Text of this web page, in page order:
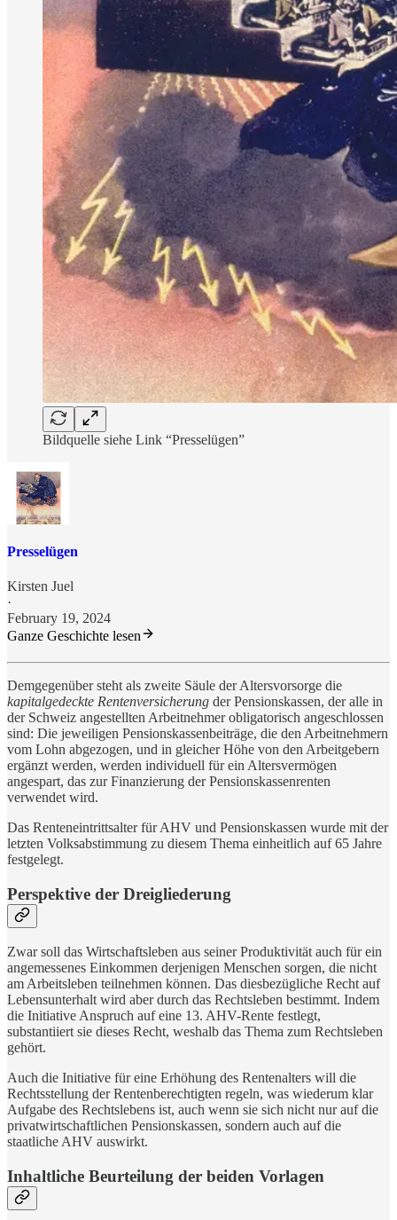
Bildquelle siehe Link “Presselügen”
Presselügen
Kirsten Juel
·
February 19, 2024
Ganze Geschichte lesen
Demgegenüber steht als zweite Säule der Altersvorsorge die
kapitalgedeckte Rentenversicherung der Pensionskassen, der alle in
der Schweiz angestellten Arbeitnehmer obligatorisch angeschlossen
sind: Die jeweiligen Pensionskassenbeiträge, die den Arbeitnehmern
vom Lohn abgezogen, und in gleicher Höhe von den Arbeitgebern
ergänzt werden, werden individuell für ein Altersvermögen
angespart, das zur Finanzierung der Pensionskassenrenten
verwendet wird.
Das Renteneintrittsalter für AHV und Pensionskassen wurde mit der
letzten Volksabstimmung zu diesem Thema einheitlich auf 65 Jahre
festgelegt.
Perspektive der Dreigliederung
Zwar soll das Wirtschaftsleben aus seiner Produktivität auch für ein
angemessenes Einkommen derjenigen Menschen sorgen, die nicht
am Arbeitsleben teilnehmen können. Das diesbezügliche Recht auf
Lebensunterhalt wird aber durch das Rechtsleben bestimmt. Indem
die Initiative Anspruch auf eine 13. AHV-Rente festlegt,
substantiiert sie dieses Recht, weshalb das Thema zum Rechtsleben
gehört.
Auch die Initiative für eine Erhöhung des Rentenalters will die
Rechtsstellung der Rentenberechtigten regeln, was wiederum klar
Aufgabe des Rechtslebens ist, auch wenn sie sich nicht nur auf die
privatwirtschaftlichen Pensionskassen, sondern auch auf die
staatliche AHV auswirkt.
Inhaltliche Beurteilung der beiden Vorlagen